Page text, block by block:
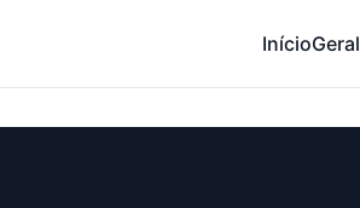
InícioGeral